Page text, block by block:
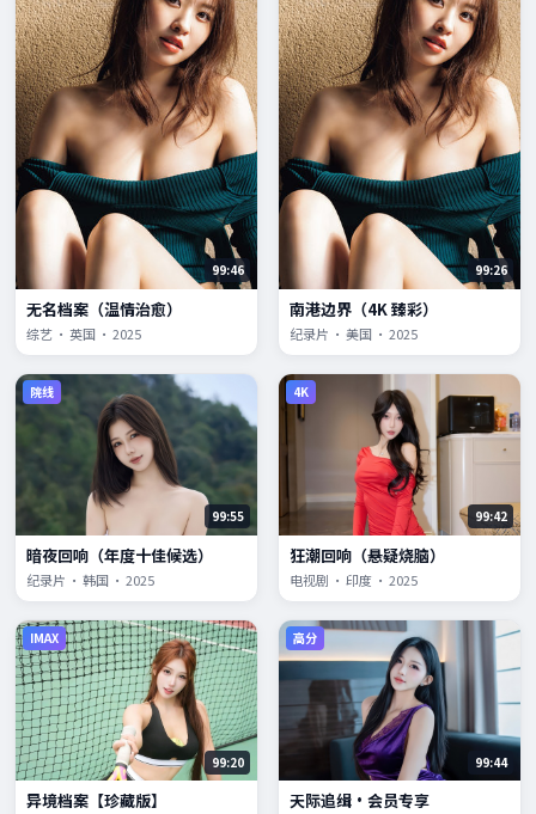
99:46
无名档案（温情治愈）
综艺 · 英国 · 2025
99:26
南港边界（4K 臻彩）
纪录片 · 美国 · 2025
院线
99:55
暗夜回响（年度十佳候选）
纪录片 · 韩国 · 2025
4K
99:42
狂潮回响（悬疑烧脑）
电视剧 · 印度 · 2025
IMAX
99:20
异境档案【珍藏版】
高分
99:44
天际追缉·会员专享